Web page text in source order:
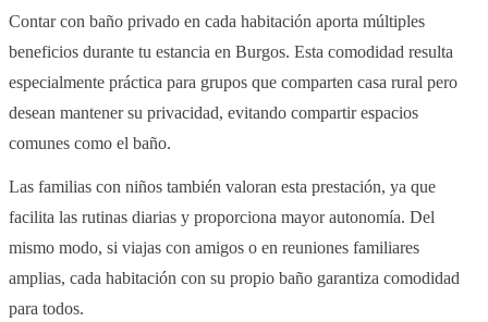
Contar con baño privado en cada habitación aporta múltiples
beneficios durante tu estancia en Burgos. Esta comodidad resulta
especialmente práctica para grupos que comparten casa rural pero
desean mantener su privacidad, evitando compartir espacios
comunes como el baño.
Las familias con niños también valoran esta prestación, ya que
facilita las rutinas diarias y proporciona mayor autonomía. Del
mismo modo, si viajas con amigos o en reuniones familiares
amplias, cada habitación con su propio baño garantiza comodidad
para todos.